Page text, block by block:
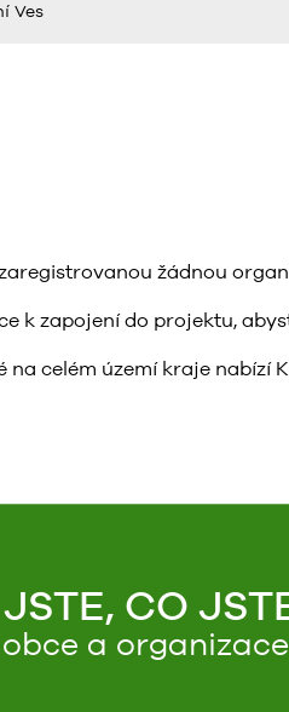
Ves
žádnou
k zapojení do projektu,
na celém území kraje nabízí
CO
a